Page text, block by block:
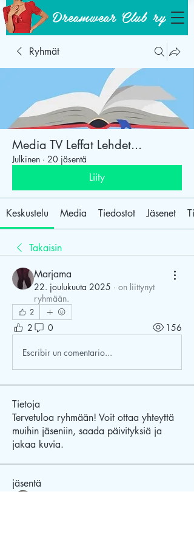
Dreamwear Club ry
Ryhmät
Media TV Leffat Lehdet...
Julkinen · 20 jäsentä
Liity
Keskustelu Media Tiedostot Jäsenet
Takaisin
Marjama
22. joulukuuta 2025 · on liittynyt
ryhmään.
2
2 0 156
Escribir un comentario...
Tietoja
Tervetuloa ryhmään! Voit ottaa yhteyttä
muihin jäseniin, saada päivityksiä ja
jakaa kuvia.
jäsentä